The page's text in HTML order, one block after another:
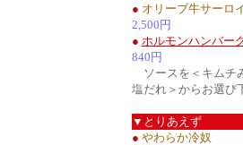
● オリーブ牛サーロ
2,500円
● ホルモンハンバー
840円
ソースを＜キムチ
塩だれ＞からお選び
▼とりあえず
● やわらか冷奴